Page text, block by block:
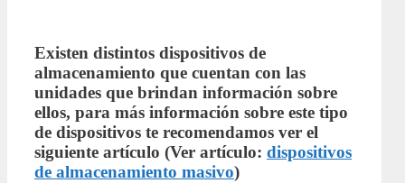
Existen distintos dispositivos de
almacenamiento que cuentan con las
unidades que brindan información sobre
ellos, para más información sobre este tipo
de dispositivos te recomendamos ver el
siguiente artículo (Ver artículo: dispositivos
de almacenamiento masivo)